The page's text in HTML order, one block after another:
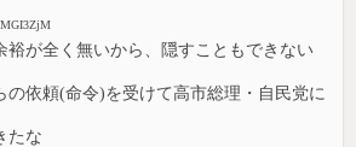
裕が全く無いから、隠すこともできない
の依頼(命令)を受けて高市総理・自民党に
たな